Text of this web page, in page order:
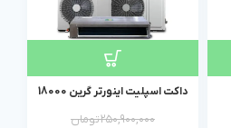
داکت اسپلیت اینورتر گرین 18000
۲۵۰,۹۰۰,۰۰۰تومان